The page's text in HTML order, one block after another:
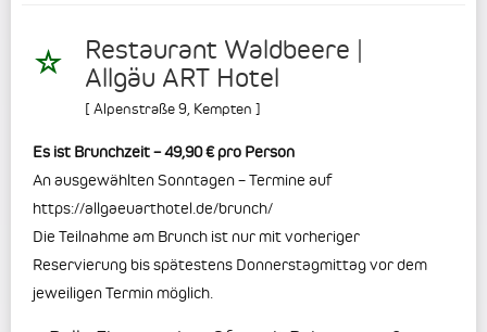
Restaurant Waldbeere |
Allgäu ART Hotel
[ Alpenstraße 9 Kempten ]
Es ist Brunchzeit – 49,90 € pro Person
An ausgewählten Sonntagen – Termine auf
https://allgaeuarthotel.de/brunch/
Die Teilnahme am Brunch ist nur mit vorheriger
Reservierung bis spätestens Donnerstagmittag vor dem
jeweiligen Termin möglich.